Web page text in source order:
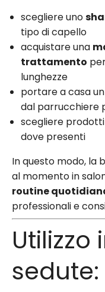
scegliere uno
tipo di capello
acquistare una
trattamento
lunghezze
portare a casa un
dal parrucchiere
scegliere
dove presenti
In questo modo, la
al momento in
routine
professionali e
Utilizzo